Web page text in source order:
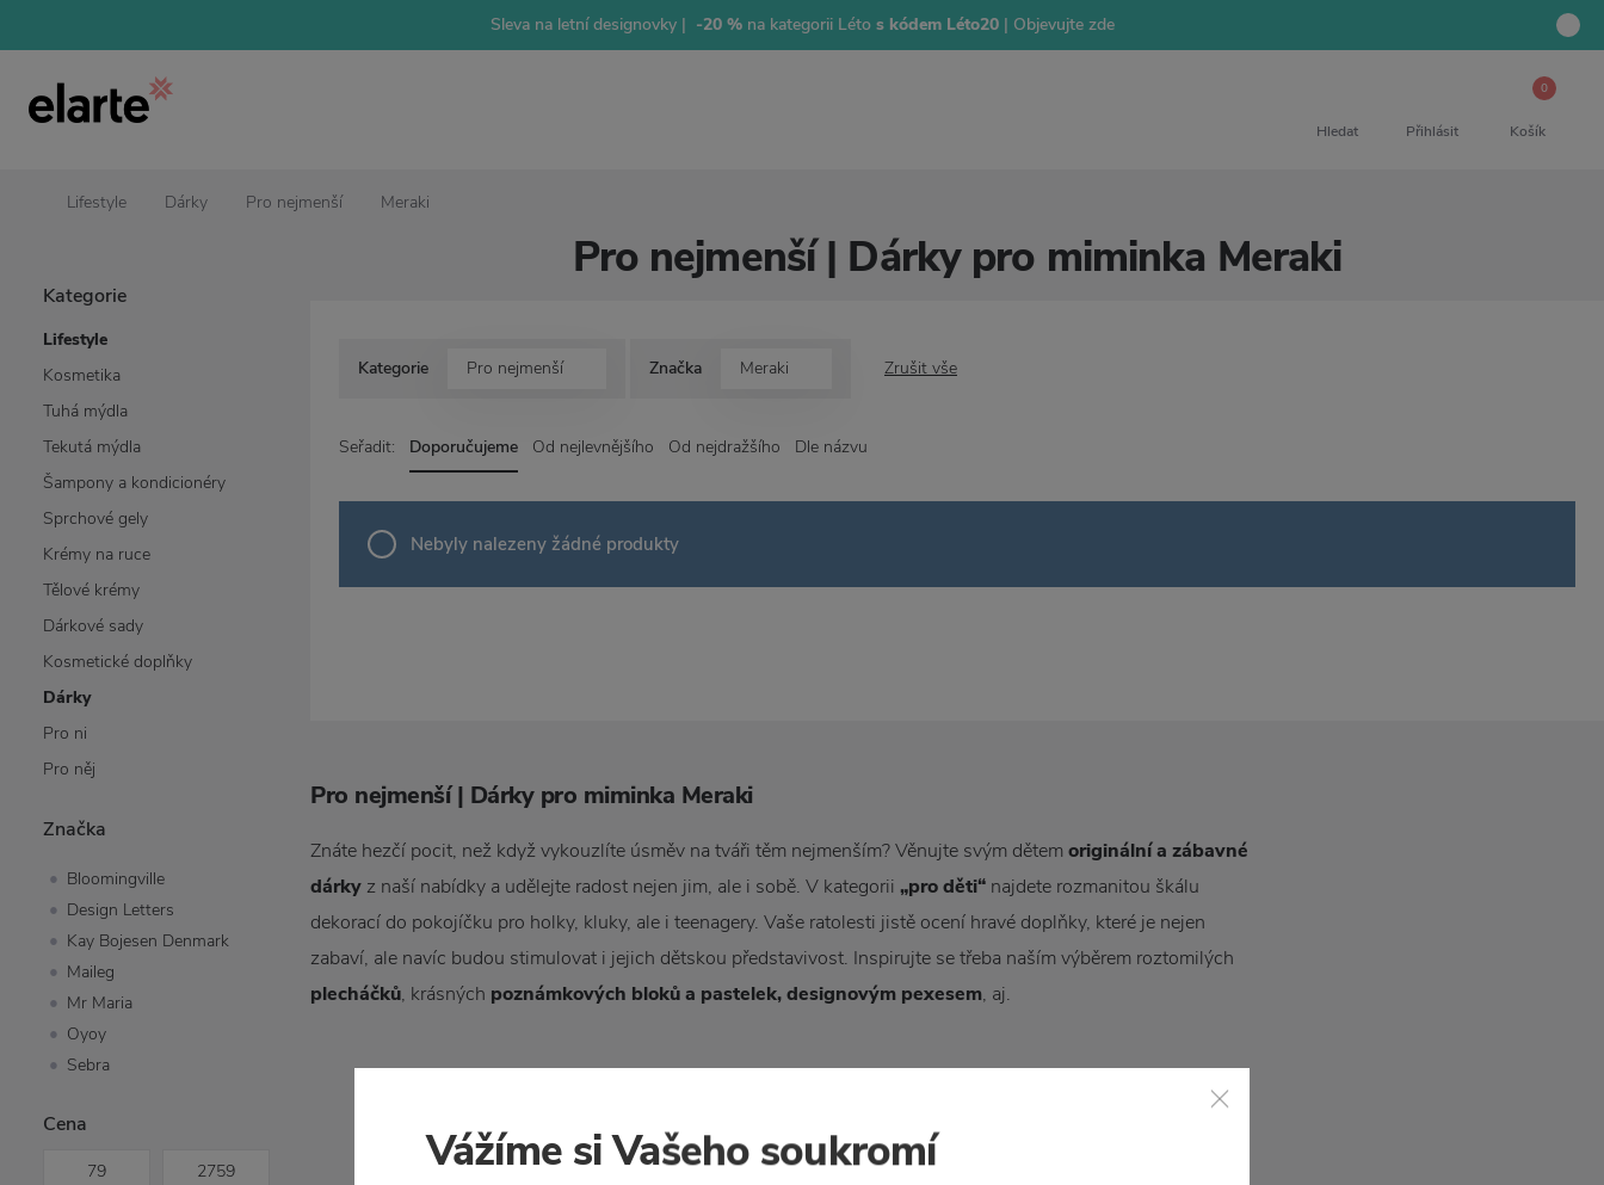
Sleva na letní designovky | -20 %na kategorii Létos kódem Léto20 | Objevujte zde
Hledat Přihlásit
0
Košík
Lifestyle Dárky Pro nejmenší Meraki
Kategorie
Lifestyle
Kosmetika
Tuhá mýdla
Tekutá mýdla
Šampony a kondicionéry
Sprchové gely
Krémy na ruce
Tělové krémy
Dárkové sady
Kosmetické doplňky
Dárky
Pro ni
Pro něj
Značka
Bloomingville
Design Letters
Kay Bojesen Denmark
Maileg
Mr Maria
Oyoy
Sebra
Cena
Pro nejmenší | Dárky pro miminka Meraki
Kategorie Pro nejmenší Značka Meraki Zrušit vše
Seřadit: Doporučujeme Od nejlevnějšího Od nejdražšího Dle názvu
Nebyly nalezeny žádné produkty
Pro nejmenší | Dárky pro miminka Meraki
Znáte hezčí pocit, než když vykouzlíte úsměv na tváři těm nejmenším? Věnujte svým dětem originální a zábavné
dárky z naší nabídky a udělejte radost nejen jim, ale i sobě. V kategorii „pro děti“ najdete rozmanitou škálu
dekorací do pokojíčku pro holky, kluky, ale i teenagery. Vaše ratolesti jistě ocení hravé doplňky, které je nejen
zabaví, ale navíc budou stimulovat i jejich dětskou představivost. Inspirujte se třeba naším výběrem roztomilých
plecháčků, krásných poznámkových bloků a pastelek, designovým pexesem, aj.
Vážíme si Vašeho soukromí